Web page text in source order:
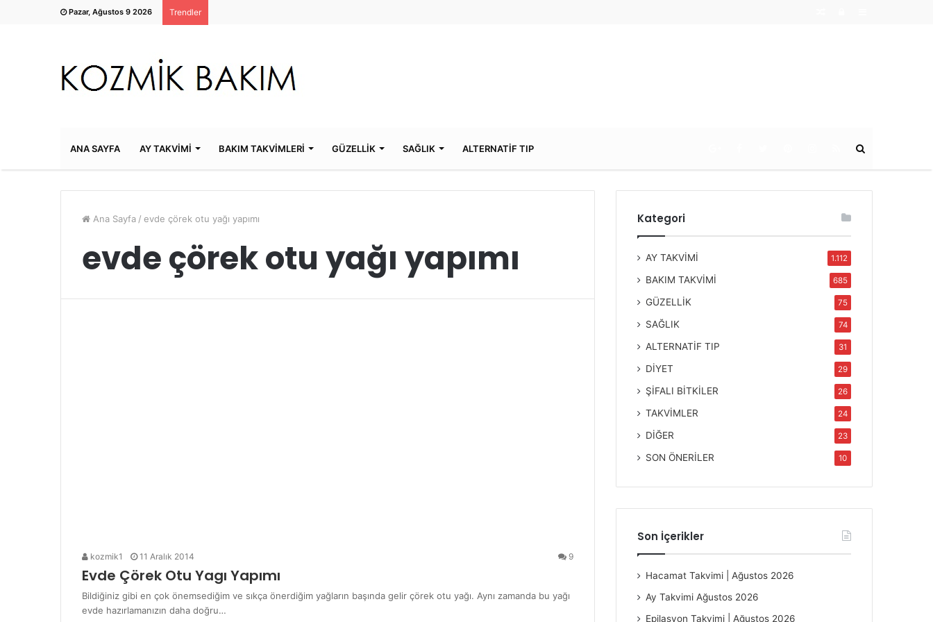
Pazar, Ağustos 9 2026 Trendler
ANA SAYFA AY TAKVİMİ BAKIM TAKVİMLERİ GÜZELLİK SAĞLIK ALTERNATİF TIP
Ana Sayfa / evde çörek otu yağı yapımı
evde çörek otu yağı yapımı
kozmik1 11 Aralık 2014 9
Evde Çörek Otu Yagı Yapımı
Bildiğiniz gibi en çok önemsediğim ve sıkça önerdiğim yağların başında gelir çörek otu yağı. Aynı zamanda bu yağı
evde hazırlamanızın daha doğru…
Kategori
AY TAKVİMİ 1.112
BAKIM TAKVİMİ 685
GÜZELLİK 75
SAĞLIK 74
ALTERNATİF TIP 31
DİYET 29
ŞİFALI BİTKİLER 26
TAKVİMLER 24
DİĞER 23
SON ÖNERİLER 10
Son İçerikler
Hacamat Takvimi | Ağustos 2026
Ay Takvimi Ağustos 2026
Epilasyon Takvimi | Ağustos 2026